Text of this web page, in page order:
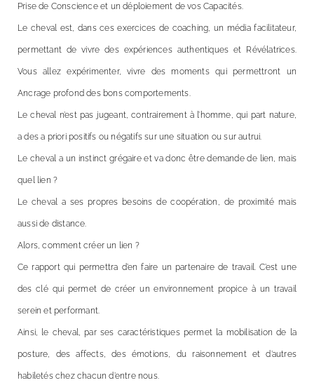
Prise de Conscience et un déploiement de vos Capacités.
Le cheval est, dans ces exercices de coaching, un média facilitateur,
permettant de vivre des expériences authentiques et Révélatrices.
Vous allez expérimenter, vivre des moments qui permettront un
Ancrage profond des bons comportements.
Le cheval n’est pas jugeant, contrairement à l’homme, qui part nature,
a des a priori positifs ou négatifs sur une situation ou sur autrui.
Le cheval a un instinct grégaire et va donc être demande de lien, mais
quel lien ?
Le cheval a ses propres besoins de coopération, de proximité mais
aussi de distance.
Alors, comment créer un lien ?
Ce rapport qui permettra d’en faire un partenaire de travail. C’est une
des clé qui permet de créer un environnement propice à un travail
serein et performant.
Ainsi, le cheval, par ses caractéristiques permet la mobilisation de la
posture, des affects, des émotions, du raisonnement et d’autres
habiletés chez chacun d’entre nous.